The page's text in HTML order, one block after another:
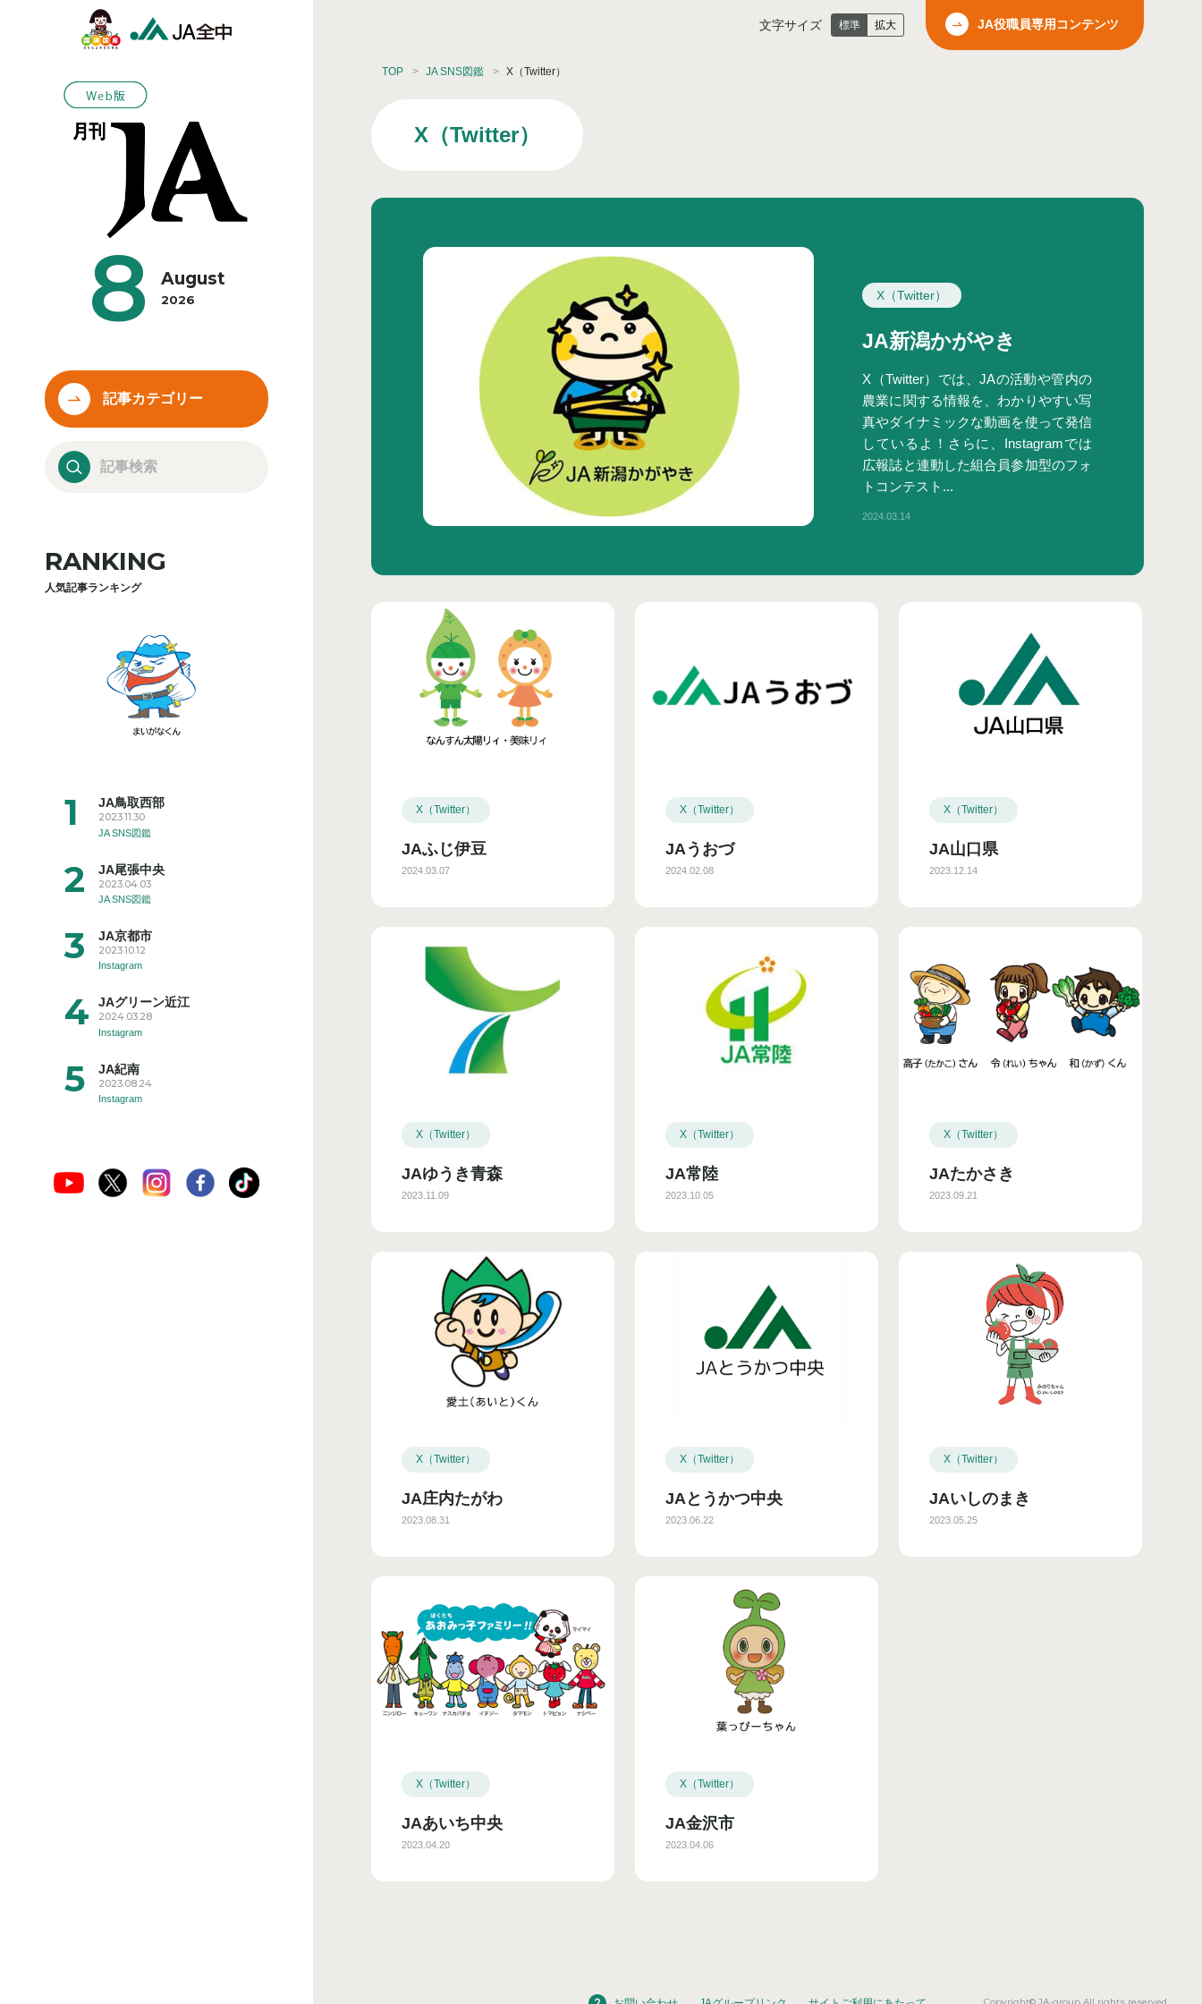
8 August
2026
記事カテゴリー
RANKING
人気記事ランキング
JA鳥取西部
2023.11.30
JA SNS図鑑
JA尾張中央
2023.04.03
JA SNS図鑑
JA京都市
2023.10.12
Instagram
JAグリーン近江
2024.03.28
Instagram
JA紀南
2023.08.24
Instagram
文字サイズ 標準 拡大 JA役職員専用コンテンツ
TOP JA SNS図鑑 X（Twitter）
X（Twitter）
X（Twitter）
JA新潟かがやき
X（Twitter）では、JAの活動や管内の
農業に関する情報を、わかりやすい写
真やダイナミックな動画を使って発信
しているよ！さらに、Instagramでは
広報誌と連動した組合員参加型のフォ
トコンテスト...
2024.03.14
X（Twitter）
JAふじ伊豆
2024.03.07
X（Twitter）
JAうおづ
2024.02.08
X（Twitter）
JA山口県
2023.12.14
X（Twitter）
JAゆうき青森
2023.11.09
X（Twitter）
JA常陸
2023.10.05
X（Twitter）
JAたかさき
2023.09.21
X（Twitter）
JA庄内たがわ
2023.08.31
X（Twitter）
JAとうかつ中央
2023.06.22
X（Twitter）
JAいしのまき
2023.05.25
X（Twitter）
JAあいち中央
2023.04.20
X（Twitter）
JA金沢市
2023.04.06
Copyright© JA-group All rights reserved.